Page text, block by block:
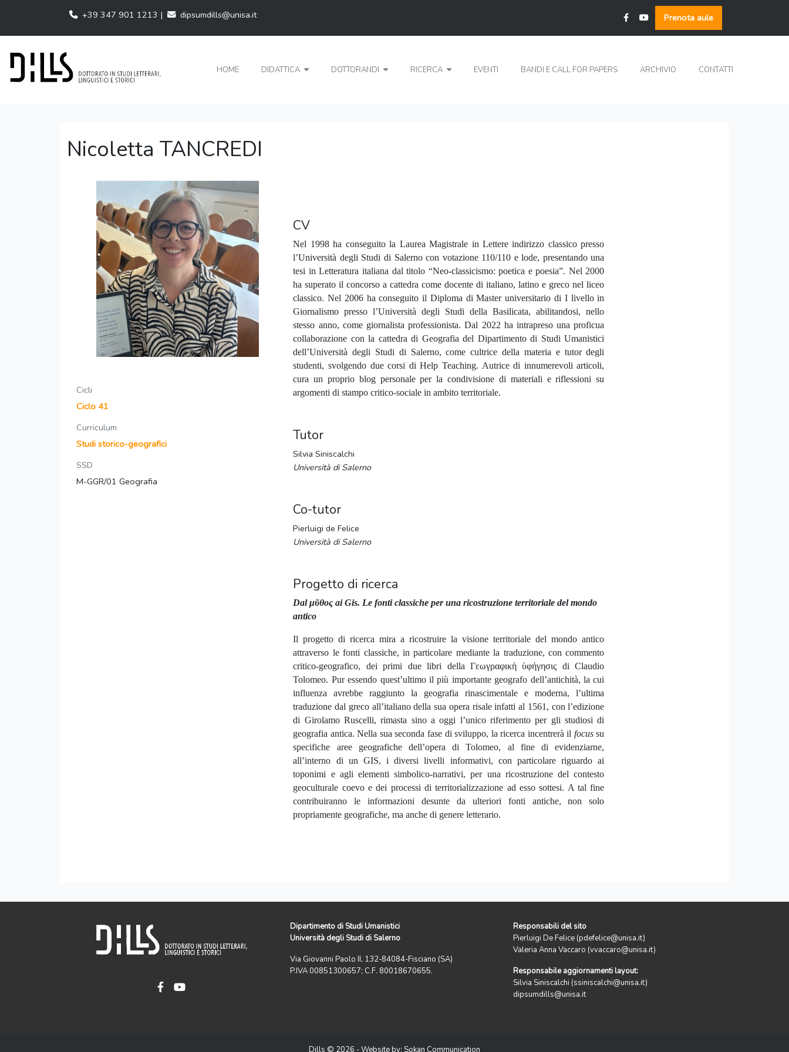
+39 347 901 1213 | dipsumdills@unisa.it Prenota aule
HOME DIDATTICA DOTTORANDI RICERCA EVENTI BANDI E CALL FOR PAPERS ARCHIVIO CONTATTI
Nicoletta TANCREDI
Cicli
Ciclo 41
Curriculum
Studi storico-geografici
SSD
M-GGR/01 Geografia
CV
Nel 1998 ha conseguito la Laurea Magistrale in Lettere indirizzo classico presso
l’Università degli Studi di Salerno con votazione 110/110 e lode, presentando una
tesi in Letteratura italiana dal titolo “Neo-classicismo: poetica e poesia”. Nel 2000
ha superato il concorso a cattedra come docente di italiano, latino e greco nel liceo
classico. Nel 2006 ha conseguito il Diploma di Master universitario di I livello in
Giornalismo presso l’Università degli Studi della Basilicata, abilitandosi, nello
stesso anno, come giornalista professionista. Dal 2022 ha intrapreso una proficua
collaborazione con la cattedra di Geografia del Dipartimento di Studi Umanistici
dell’Università degli Studi di Salerno, come cultrice della materia e tutor degli
studenti, svolgendo due corsi di Help Teaching. Autrice di innumerevoli articoli,
cura un proprio blog personale per la condivisione di materiali e riflessioni su
argomenti di stampo critico-sociale in ambito territoriale.
Tutor
Silvia Siniscalchi
Università di Salerno
Co-tutor
Pierluigi de Felice
Università di Salerno
Progetto di ricerca
Dal μῦθος ai Gis. Le fonti classiche per una ricostruzione territoriale del mondo
antico
Il progetto di ricerca mira a ricostruire la visione territoriale del mondo antico
attraverso le fonti classiche, in particolare mediante la traduzione, con commento
critico-geografico, dei primi due libri della Γεωγραφικὴ ὑφήγησις di Claudio
Tolomeo. Pur essendo quest’ultimo il più importante geografo dell’antichità, la cui
influenza avrebbe raggiunto la geografia rinascimentale e moderna, l’ultima
traduzione dal greco all’italiano della sua opera risale infatti al 1561, con l’edizione
di Girolamo Ruscelli, rimasta sino a oggi l’unico riferimento per gli studiosi di
geografia antica. Nella sua seconda fase di sviluppo, la ricerca incentrerà il focussu
specifiche aree geografiche dell’opera di Tolomeo, al fine di evidenziarne,
all’interno di un GIS, i diversi livelli informativi, con particolare riguardo ai
toponimi e agli elementi simbolico-narrativi, per una ricostruzione del contesto
geoculturale coevo e dei processi di territorializzazione ad esso sottesi. A tal fine
contribuiranno le informazioni desunte da ulteriori fonti antiche, non solo
propriamente geografiche, ma anche di genere letterario.
Dipartimento di Studi Umanistici
Università degli Studi di Salerno
Via Giovanni Paolo II, 132-84084-Fisciano (SA)
P.IVA 00851300657; C.F. 80018670655.
Responsabili del sito
Pierluigi De Felice (pdefelice@unisa.it)
Valeria Anna Vaccaro (vvaccaro@unisa.it)
Responsabile aggiornamenti layout:
Silvia Siniscalchi (ssiniscalchi@unisa.it)
dipsumdills@unisa.it
Dills © 2026 - Website by: Sokan Communication